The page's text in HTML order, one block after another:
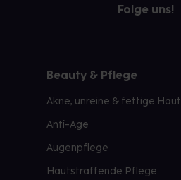
Folge uns!
Beauty & Pflege
Akne, unreine & fettige Haut
Anti-Age
Augenpflege
Hautstraffende Pflege